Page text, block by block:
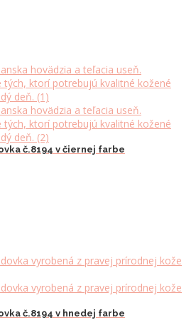
č.8194 v čiernej farbe
č.8194 v hnedej farbe